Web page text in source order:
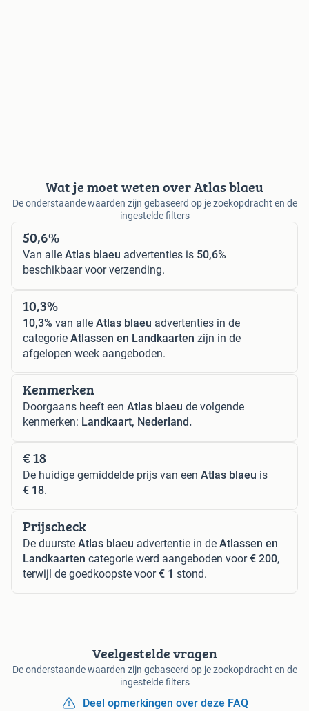
Wat je moet weten over Atlas blaeu
De onderstaande waarden zijn gebaseerd op je zoekopdracht en de
ingestelde filters
50,6%
Van alle Atlas blaeu advertenties is 50,6%
beschikbaar voor verzending.
10,3%
10,3% van alle Atlas blaeu advertenties in de
categorie Atlassen en Landkaarten zijn in de
afgelopen week aangeboden.
Kenmerken
Doorgaans heeft een Atlas blaeu de volgende
kenmerken: Landkaart, Nederland.
€ 18
De huidige gemiddelde prijs van een Atlas blaeu is
€ 18.
Prijscheck
De duurste Atlas blaeu advertentie in de Atlassen en
Landkaarten categorie werd aangeboden voor€ 200,
terwijl de goedkoopste voor€ 1 stond.
Veelgestelde vragen
De onderstaande waarden zijn gebaseerd op je zoekopdracht en de
ingestelde filters
Deel opmerkingen over deze FAQ